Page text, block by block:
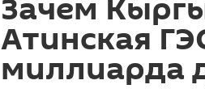
Зачем
Атинская
миллиарда